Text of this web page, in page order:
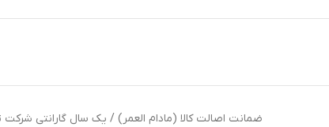
ضمانت اصالت کالا (مادام العمر) / یک سال گارانتی شرکت